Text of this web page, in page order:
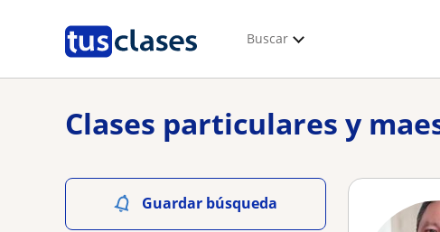
Buscar
Clases particulares y
Guardar búsqueda